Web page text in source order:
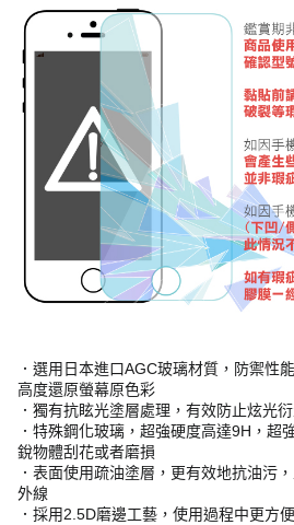
．選用日本進口AGC玻璃材質，防禦性
高度還原螢幕原色彩
．獨有抗眩光塗層處理，有效防止炫光
．特殊鋼化玻璃，超強硬度高達9H，超
銳物體刮花或者磨損
．表面使用疏油塗層，更有效地抗油污
外線
．採用2.5D磨邊工藝，使用過程中更方